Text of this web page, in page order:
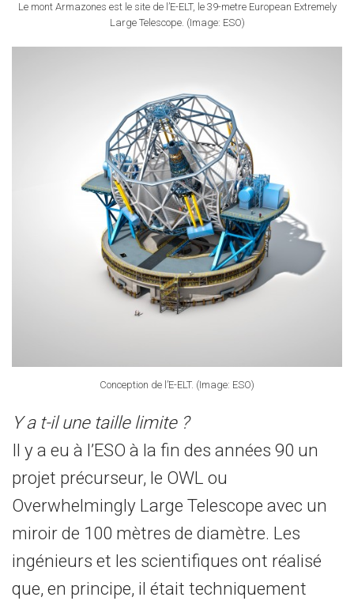
Le mont Armazones est le site de l’E-ELT, le 39-metre European Extremely
Large Telescope. (Image: ESO)
Conception de l’E-ELT. (Image: ESO)
Y a t-il une taille limite ?
Il y a eu à l’ESO à la fin des années 90 un
projet précurseur, le OWL ou
Overwhelmingly Large Telescope avec un
miroir de 100 mètres de diamètre. Les
ingénieurs et les scientifiques ont réalisé
que, en principe, il était techniquement